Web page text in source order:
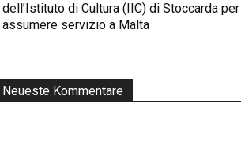
dell’Istituto di Cultura (IIC) di Stoccarda per
assumere servizio a Malta
Neueste Kommentare